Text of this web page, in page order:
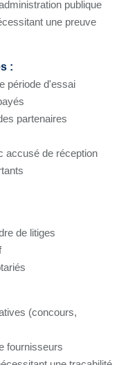
publique
une preuve
:
période d'essai
partenaires
accusé de réception
de litiges
(concours,
fournisseurs